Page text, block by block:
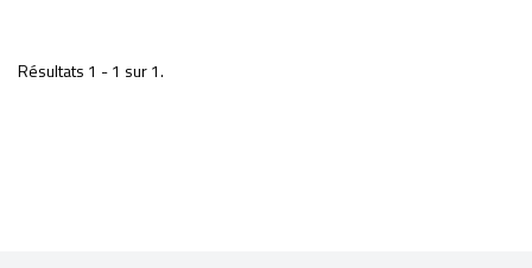
Résultats 1 - 1 sur 1.